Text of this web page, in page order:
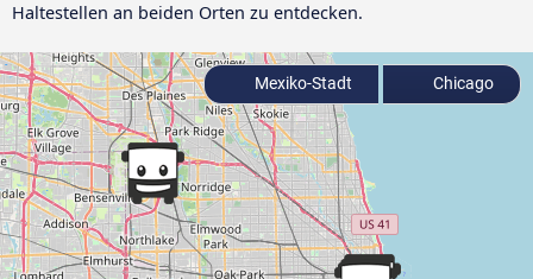
Haltestellen an beiden Orten zu entdecken.
Mexiko-Stadt Chicago